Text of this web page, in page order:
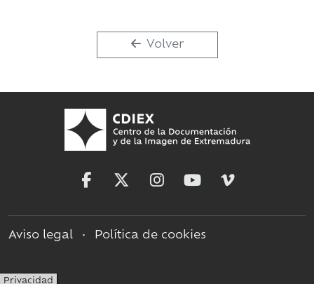
Volver
Aviso legal • Política de cookies
Privacidad